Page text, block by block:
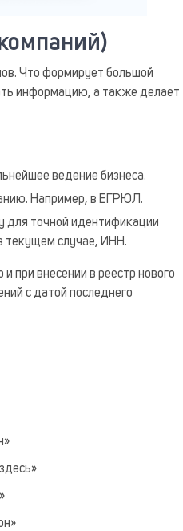
Что формирует большой
информацию, а также делает
ведение бизнеса.
Например, в ЕГРЮЛ.
для точной идентификации
текущем случае, ИНН.
внесении в реестр нового
с датой последнего